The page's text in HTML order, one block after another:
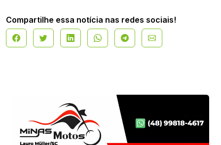
Compartilhe essa notícia nas redes sociais!